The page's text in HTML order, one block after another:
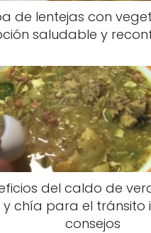
de lentejas con
saludable y
del caldo de
y chía para el tránsito
consejos